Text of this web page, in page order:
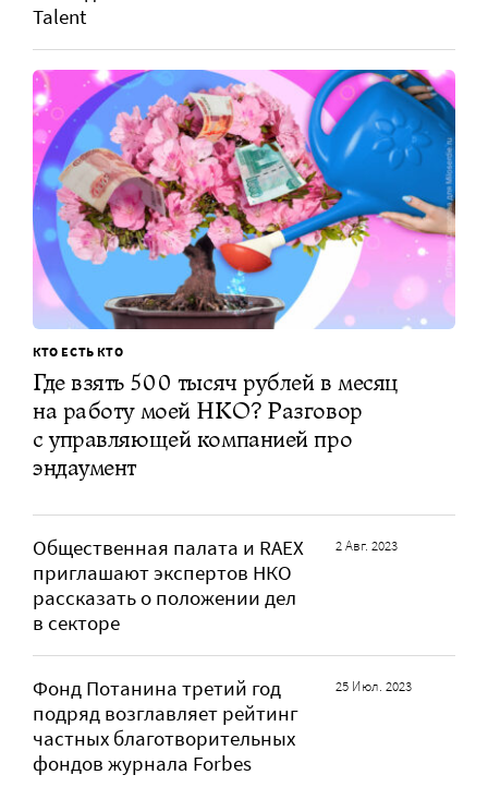
Talent
КТО ЕСТЬ КТО
Где взять 500 тысяч рублей в месяц
на работу моей НКО? Разговор
с управляющей компанией про
эндаумент
Общественная палата и RAEX
приглашают экспертов НКО
рассказать о положении дел
в секторе
2 Авг. 2023
Фонд Потанина третий год
подряд возглавляет рейтинг
частных благотворительных
фондов журнала Forbes
25 Июл. 2023